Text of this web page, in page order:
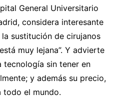
General Universitario
considera interesante
sustitución de cirujanos
muy lejana”. Y advierte
tecnología sin tener en
y además su precio,
todo el mundo.